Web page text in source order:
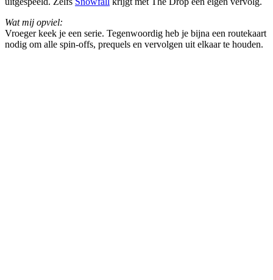
Wat mij opviel:
Vroeger keek je een serie. Tegenwoordig heb je bijna een routekaart
nodig om alle spin-offs, prequels en vervolgen uit elkaar te houden.